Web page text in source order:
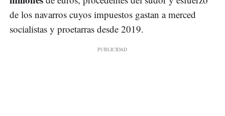
de los navarros cuyos impuestos gastan a merced
socialistas y proetarras desde 2019.